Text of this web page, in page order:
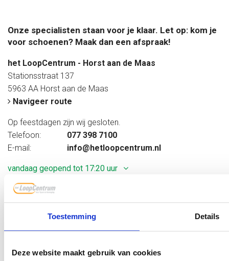
Toestemming Details
Deze website maakt gebruik van cookies
Onze specialisten staan voor je klaar. Let op: kom je
voor schoenen? Maak dan een afspraak!
het LoopCentrum - Horst aan de Maas
Stationsstraat 137
5963 AA Horst aan de Maas
Navigeer route
Op feestdagen zijn wij gesloten.
Telefoon:
077 398 7100
E-mail:
info@hetloopcentrum.nl
vandaag geopend tot 17:20 uur
Gesloten
Dinsdag
09:20 - 17:20 uur
Donderdag
09:20 - 17:20 uur
Klantenservice